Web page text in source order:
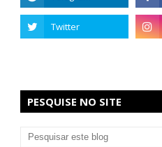
PESQUISE NO SITE